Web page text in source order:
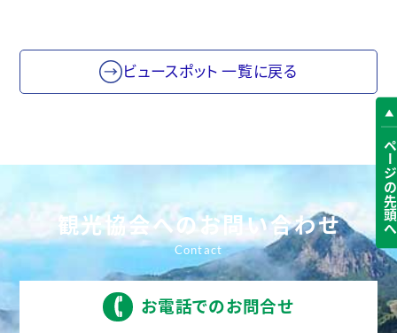
ビュースポット 一覧に戻る
観光協会へのお問い合わせ
お電話でのお問合せ
ページの先頭へ